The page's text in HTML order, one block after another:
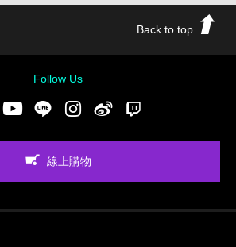
Back to top
Follow Us
FacebookYoutubeLINE Instgram新浪微博
線上購物